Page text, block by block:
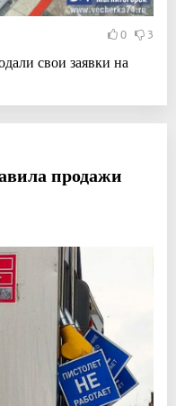
0 3
свои заявки на
продажи